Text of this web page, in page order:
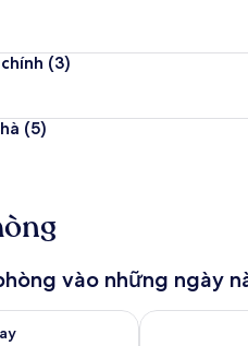
(3)
(5)
vào những ngày
tối nay từ thg 8 8 - thg 8 9
Kiểm tra